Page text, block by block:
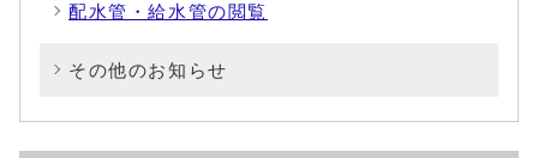
配水管・給水管の閲覧
その他のお知らせ